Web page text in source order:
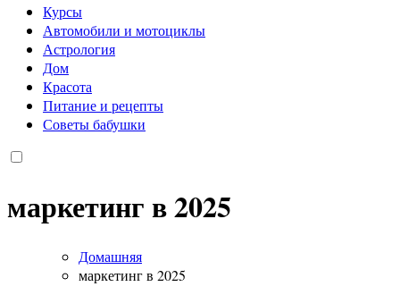
Курсы
Автомобили и мотоциклы
Астрология
Дом
Красота
Питание и рецепты
Советы бабушки
маркетинг в 2025
Домашняя
маркетинг в 2025